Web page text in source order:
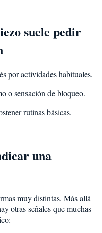
suele pedir
por actividades habituales.
o sensación de bloqueo.
rutinas básicas.
una
muy distintas. Más allá
otras señales que muchas